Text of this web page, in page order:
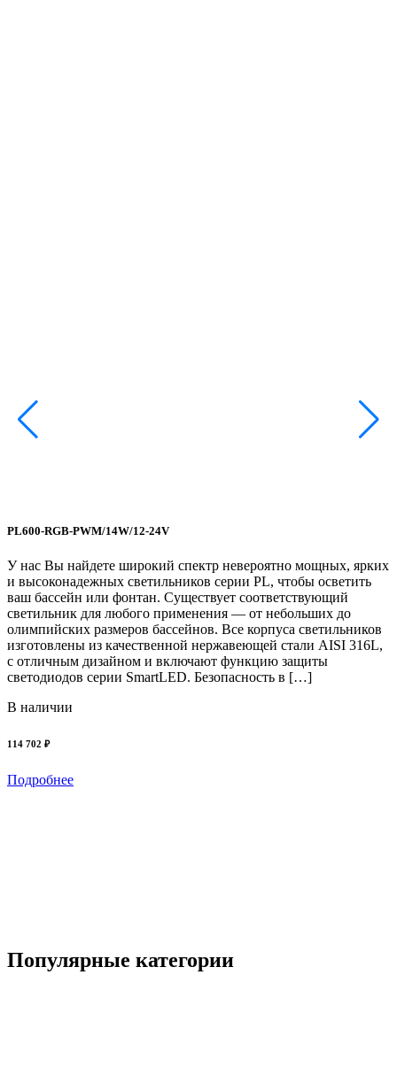
PL600-RGB-PWM/14W/12-24V
У нас Вы найдете широкий спектр невероятно мощных, ярких
и высоконадежных светильников серии PL, чтобы осветить
ваш бассейн или фонтан. Существует соответствующий
светильник для любого применения — от небольших до
олимпийских размеров бассейнов. Все корпуса светильников
изготовлены из качественной нержавеющей стали AISI 316L,
с отличным дизайном и включают функцию защиты
светодиодов серии SmartLED. Безопасность в […]
В наличии
114 702 ₽
Подробнее
Популярные категории